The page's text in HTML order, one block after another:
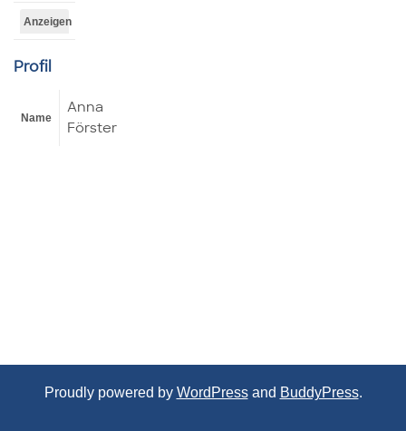
Anzeigen
Profil
Name
Anna
Förster
Proudly powered by WordPressand BuddyPress.